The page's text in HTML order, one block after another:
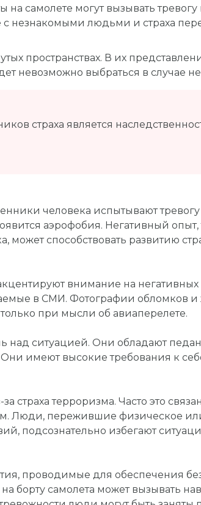
самолете могут вызывать тревогу
с незнакомыми людьми и страха
пространствах. В их
невозможно выбраться в случае
страха является
человека испытывают
аэрофобия. Негативный опыт,
может способствовать развитию
внимание на негативных
в СМИ. Фотографии обломков и
при мысли об авиаперелете.
над ситуацией. Они обладают
имеют высокие требования к
страха терроризма. Часто это
Люди, пережившие физическое
подсознательно избегают
проводимые для обеспечения
борту самолета может вызывать